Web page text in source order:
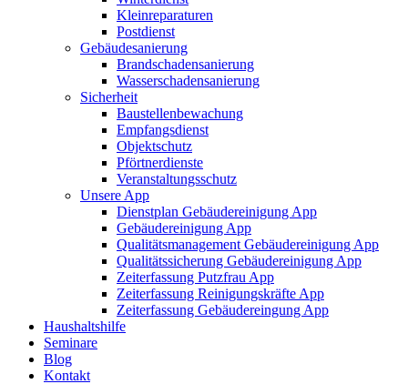
Kleinreparaturen
Postdienst
Gebäudesanierung
Brandschadensanierung
Wasserschadensanierung
Sicherheit
Baustellenbewachung
Empfangsdienst
Objektschutz
Pförtnerdienste
Veranstaltungsschutz
Unsere App
Dienstplan Gebäudereinigung App
Gebäudereinigung App
Qualitätsmanagement Gebäudereinigung App
Qualitätssicherung Gebäudereinigung App
Zeiterfassung Putzfrau App
Zeiterfassung Reinigungskräfte App
Zeiterfassung Gebäudereingung App
Haushaltshilfe
Seminare
Blog
Kontakt